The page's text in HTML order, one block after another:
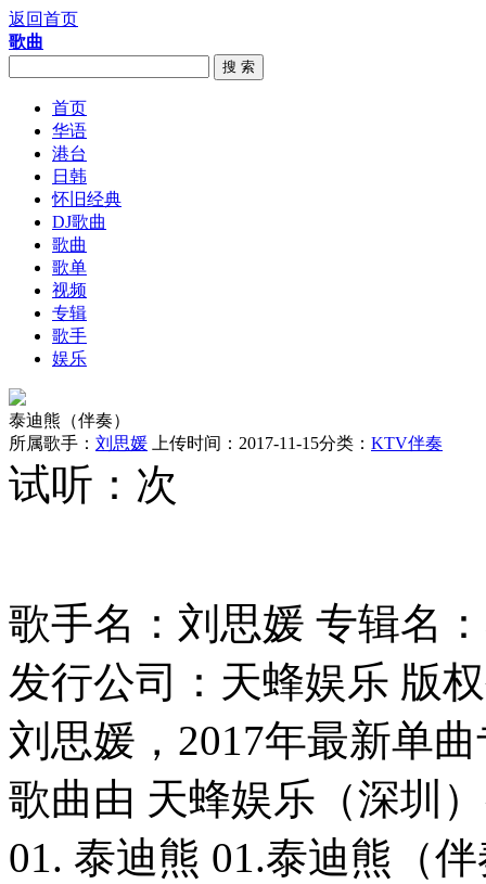
返回首页
歌曲
搜 索
首页
华语
港台
日韩
怀旧经典
DJ歌曲
歌曲
歌单
视频
专辑
歌手
娱乐
泰迪熊（伴奏）
所属歌手： 刘思媛 上传时间：2017-11-15分类： KTV伴奏
试听： 次
歌手名：刘思媛 专辑名
发行公司：天蜂娱乐 版
刘思媛，2017年最新单
歌曲由 天蜂娱乐（深圳
01. 泰迪熊 01.泰迪熊（